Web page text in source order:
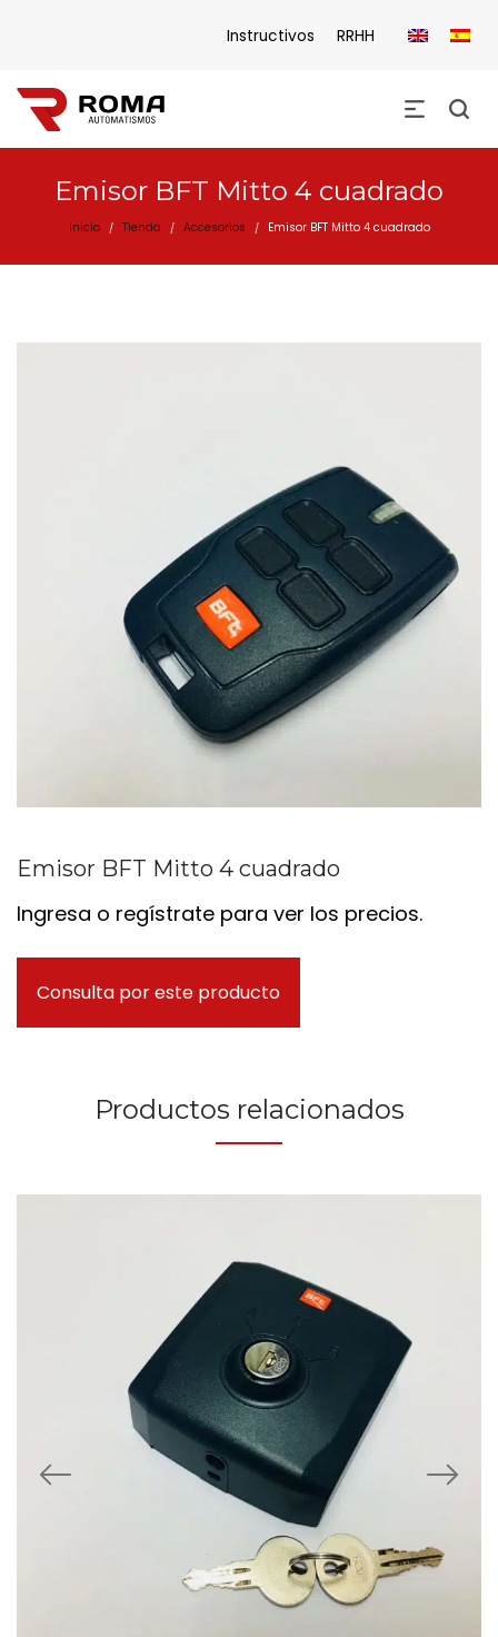
Instructivos RRHH
Emisor BFT Mitto 4 cuadrado
Inicio / Tienda / Accesorios / Emisor BFT Mitto 4 cuadrado
Emisor BFT Mitto 4 cuadrado
Ingresa o regístrate para ver los precios.
Consulta por este producto
Productos relacionados